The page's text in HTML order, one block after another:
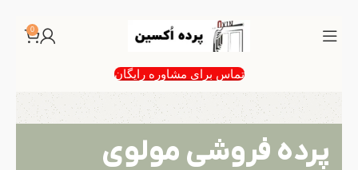
0
تماس برای مشاوره رایگان
پرده فروشی مولوی